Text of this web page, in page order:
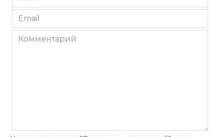
*
Email
*
Комментарий